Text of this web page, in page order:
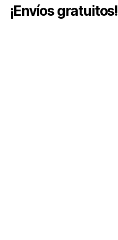
¡Envíos gratuitos!